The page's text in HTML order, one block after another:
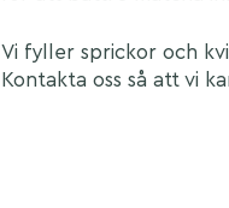
Vi fyller sprickor och
Kontakta oss så att vi